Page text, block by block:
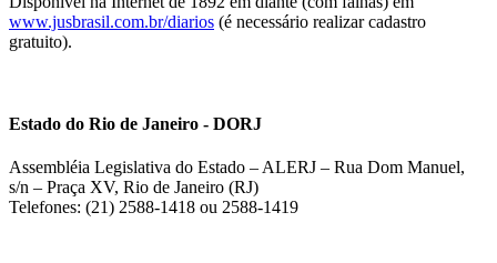
www.jusbrasil.com.br/diarios (é necessário realizar cadastro
gratuito).
Estado do Rio de Janeiro - DORJ
Assembléia Legislativa do Estado – ALERJ – Rua Dom Manuel,
s/n – Praça XV, Rio de Janeiro (RJ)
Telefones: (21) 2588-1418 ou 2588-1419